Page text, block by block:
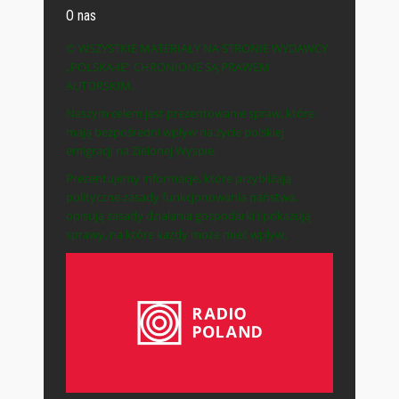
O nas
© WSZYSTKIE MATERIAŁY NA STRONIE WYDAWCY
„POLSKA-IE” CHRONIONE SĄ PRAWEM
AUTORSKIM.
Naszym celem jest prezentowanie spraw, które
mają bezpośredni wpływ na życie polskiej
emigracji na Zielonej Wyspie.
Prezentujemy informacje, które przybliżają
polityczne zasady funkcjonowania państwa,
opisują zasady działania gospodarki i pokazują
sprawy, na które każdy może mieć wpływ.